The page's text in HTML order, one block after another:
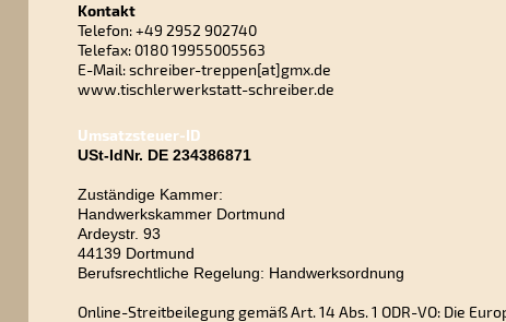
Kontakt
Telefon: +49 2952 902740
Telefax: 0180 19955005563
E-Mail: schreiber-treppen[at]gmx.de
www.tischlerwerkstatt-schreiber.de
Umsatzsteuer-ID
USt-IdNr. DE 234386871
Zuständige Kammer:
Handwerkskammer Dortmund
Ardeystr. 93
44139 Dortmund
Berufsrechtliche Regelung: Handwerksordnung
Online-Streitbeilegung gemäß Art. 14 Abs. 1 ODR-VO: Die